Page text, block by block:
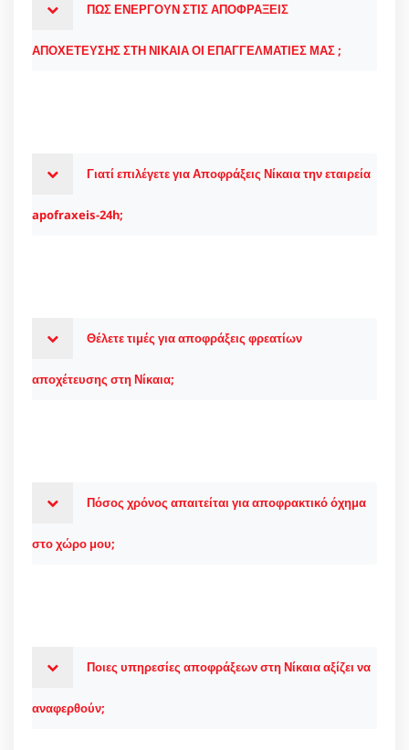
ΠΩΣ ΕΝΕΡΓΟΥΝ ΣΤΙΣ ΑΠΟΦΡΑΞΕΙΣ
ΑΠΟΧΕΤΕΥΣΗΣ ΣΤΗ ΝΙΚΑΙΑ ΟΙ ΕΠΑΓΓΕΛΜΑΤΙΕΣ ΜΑΣ ;
Γιατί επιλέγετε για Αποφράξεις Νίκαια την εταιρεία
apofraxeis-24h;
Θέλετε τιμές για αποφράξεις φρεατίων
αποχέτευσης στη Νίκαια;
Πόσος χρόνος απαιτείται για αποφρακτικό όχημα
στο χώρο μου;
Ποιες υπηρεσίες αποφράξεων στη Νίκαια αξίζει να
αναφερθούν;